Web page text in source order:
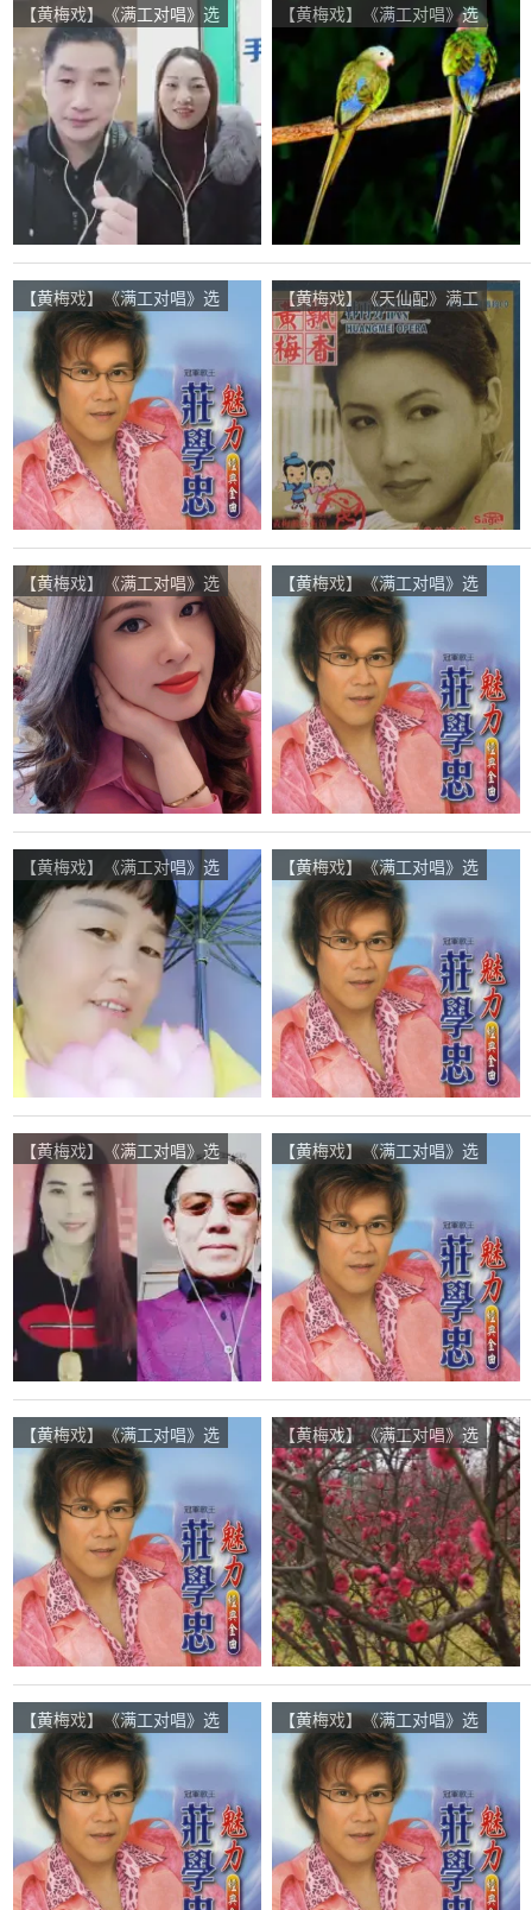
【黄梅戏】《满工对唱》选
段在线听(原唱是庄学忠/刘
秋仪)，dsh演唱点播:32次
【黄梅戏】《满工对唱》选
段在线听(原唱是庄学忠/刘
秋仪)，yiyi演唱点播:88次
【黄梅戏】《满工对唱》选
段在线听(原唱是庄学忠/刘
秋仪)，乐园（暂退）演唱
点播:24次
【黄梅戏】《天仙配》满工
对唱在线听(原唱是韩再
芬)，乐天演唱点播:63次
【黄梅戏】《满工对唱》选
段在线听(原唱是庄学忠/刘
秋仪)，签到演唱点播:28次
【黄梅戏】《满工对唱》选
段在线听(原唱是庄学忠/刘
秋仪)，梦醒时分演唱点
播:24次
【黄梅戏】《满工对唱》选
段在线听(原唱是庄学忠/刘
秋仪)，往事如烟演唱点
播:222次
【黄梅戏】《满工对唱》选
段在线听(原唱是庄学忠/刘
秋仪)，红花绿叶演唱点
播:48次
【黄梅戏】《满工对唱》选
段在线听(原唱是庄学忠/刘
秋仪)，梦想演唱点播:103
次
【黄梅戏】《满工对唱》选
段在线听(原唱是庄学忠/刘
秋仪)，云淡风轻演唱点
播:21次
【黄梅戏】《满工对唱》选
段在线听(原唱是庄学忠/刘
秋仪)，云淡风轻演唱点
播:30次
【黄梅戏】《满工对唱》选
段在线听(原唱是庄学忠/刘
秋仪)，快乐人生《退出K
歌》演唱点播:63次
【黄梅戏】《满工对唱》选
段在线听(原唱是庄学忠/刘
秋仪)，光光演唱点播:26次
【黄梅戏】《满工对唱》选
段在线听(原唱是庄学忠/刘
秋仪)，曼丽君子兰花演唱
点播:157次